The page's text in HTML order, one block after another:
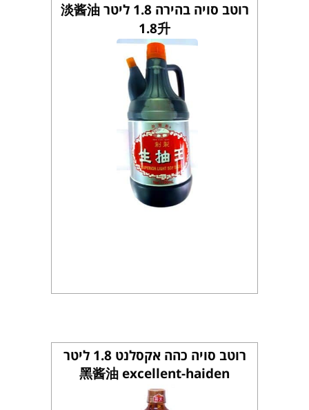
רוטב סויה בהירה 1.8 ליטר 淡酱油
1.8升
רוטב סויה כהה אקסלנט 1.8 ליטר
黑酱油 excellent-haiden